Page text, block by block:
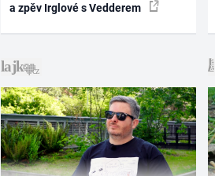
a zpěv Irglové s Vedderem